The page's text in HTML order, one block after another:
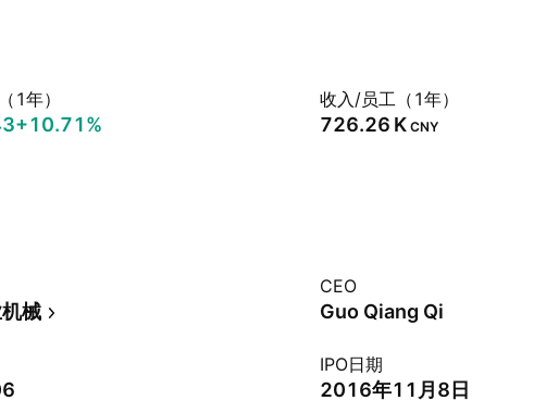
1年）
+10.71%
收入/员工（1年）
‪726.26 K‬ CNY
械
CEO
Guo Qiang Qi
IPO日期
2016年11月8日